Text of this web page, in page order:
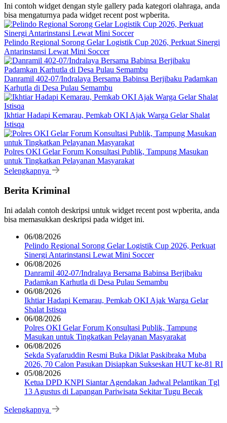
Ini contoh widget dengan style gallery pada kategori olahraga, anda
bisa mengaturnya pada widget recent post wpberita.
Pelindo Regional Sorong Gelar Logistik Cup 2026, Perkuat Sinergi
Antarinstansi Lewat Mini Soccer
Danramil 402-07/Indralaya Bersama Babinsa Berjibaku Padamkan
Karhutla di Desa Pulau Semambu
Ikhtiar Hadapi Kemarau, Pemkab OKI Ajak Warga Gelar Shalat
Istisqa
Polres OKI Gelar Forum Konsultasi Publik, Tampung Masukan
untuk Tingkatkan Pelayanan Masyarakat
Selengkapnya
Berita Kriminal
Ini adalah contoh deskripsi untuk widget recent post wpberita, anda
bisa memasukkan deskripsi pada widget ini.
06/08/2026
Pelindo Regional Sorong Gelar Logistik Cup 2026, Perkuat
Sinergi Antarinstansi Lewat Mini Soccer
06/08/2026
Danramil 402-07/Indralaya Bersama Babinsa Berjibaku
Padamkan Karhutla di Desa Pulau Semambu
06/08/2026
Ikhtiar Hadapi Kemarau, Pemkab OKI Ajak Warga Gelar
Shalat Istisqa
06/08/2026
Polres OKI Gelar Forum Konsultasi Publik, Tampung
Masukan untuk Tingkatkan Pelayanan Masyarakat
06/08/2026
Sekda Syafaruddin Resmi Buka Diklat Paskibraka Muba
2026, 70 Calon Pasukan Disiapkan Sukseskan HUT ke-81 RI
05/08/2026
Ketua DPD KNPI Siantar Agendakan Jadwal Pelantikan Tgl
13 Agustus di Lapangan Pariwisata Sekitar Tugu Becak
Selengkapnya